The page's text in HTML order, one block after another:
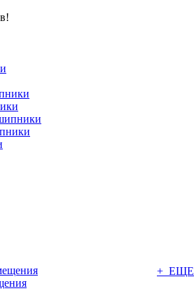
+ ЕЩЕ